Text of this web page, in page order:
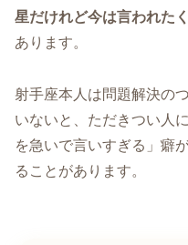
星だけれど今は言われた
あります。
射手座本人は問題解決の
いないと、ただきつい人
を急いで言いすぎる」癖
ることがあります。